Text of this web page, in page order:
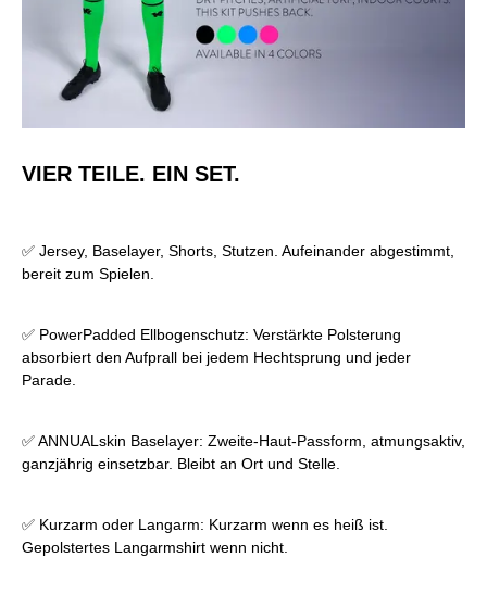
VIER TEILE. EIN SET.
✅ Jersey, Baselayer, Shorts, Stutzen. Aufeinander abgestimmt,
bereit zum Spielen.
✅ PowerPadded Ellbogenschutz: Verstärkte Polsterung
absorbiert den Aufprall bei jedem Hechtsprung und jeder
Parade.
✅ ANNUALskin Baselayer: Zweite-Haut-Passform, atmungsaktiv,
ganzjährig einsetzbar. Bleibt an Ort und Stelle.
✅ Kurzarm oder Langarm: Kurzarm wenn es heiß ist.
Gepolstertes Langarmshirt wenn nicht.